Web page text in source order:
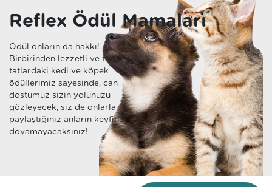
Reflex Ödül Mamaları
Ödül onların da hakkı!
Birbirinden lezzetli ve farklı
tatlardaki kedi ve köpek
ödüllerimiz sayesinde, can
dostumuz sizin yolunuzu
gözleyecek, siz de onlarla
paylaştığınız anların keyfine
doyamayacaksınız!